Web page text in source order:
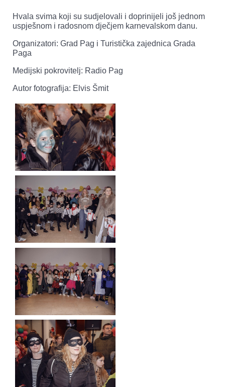
Hvala svima koji su sudjelovali i doprinijeli još jednom
uspješnom i radosnom dječjem karnevalskom danu.
Organizatori: Grad Pag i Turistička zajednica Grada
Paga
Medijski pokrovitelj: Radio Pag
Autor fotografija: Elvis Šmit